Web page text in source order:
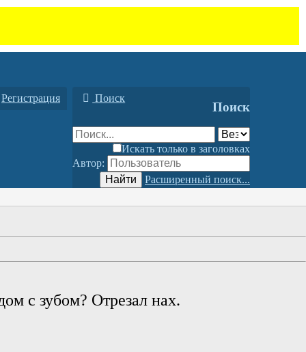
Регистрация Поиск
Поиск
Искать только в заголовках
Автор:
Найти
Расширенный поиск...
с зубом? Отрезал нах.